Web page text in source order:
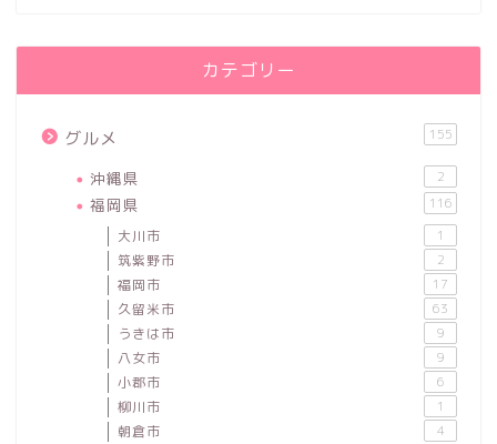
カテゴリー
グルメ 155
沖縄県 2
福岡県 116
大川市 1
筑紫野市 2
福岡市 17
久留米市 63
うきは市 9
八女市 9
小郡市 6
柳川市 1
朝倉市 4